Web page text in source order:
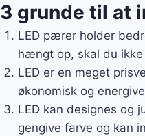
3 grunde til at
LED pærer holder
hængt op, skal du
LED er en meget
økonomisk og
LED kan designes og
gengive farve og kan